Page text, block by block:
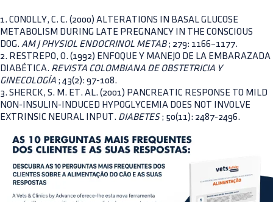
1. CONOLLY, C. C. (2000) ALTERATIONS IN BASAL GLUCOSE
METABOLISM DURING LATE PREGNANCY IN THE CONSCIOUS
DOG. AM J PHYSIOL ENDOCRINOL METAB; 279: 1166–1177.
2. RESTREPO, O. (1992) ENFOQUE Y MANEJO DE LA EMBARAZADA
DIABÉTICA. REVISTA COLOMBIANA DE OBSTETRICIA Y
GINECOLOGÍA ; 43(2): 97-108.
3. SHERCK, S. M. ET. AL. (2001) PANCREATIC RESPONSE TO MILD
NON-INSULIN-INDUCED HYPOGLYCEMIA DOES NOT INVOLVE
EXTRINSIC NEURAL INPUT. DIABETES; 50(11): 2487-2496.